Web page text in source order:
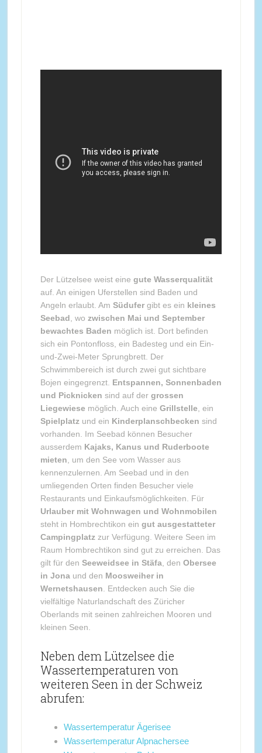
Der Lützelsee weist eine gute Wasserqualität
auf. An einigen Uferstellen sind Baden und
Angeln erlaubt. Am Südufergibt es ein kleines
Seebad , wo zwischen Mai und September
bewachtes Baden möglich ist. Dort befinden
sich ein Pontonfloss, ein Badesteg und ein Ein-
und-Zwei-Meter Sprungbrett. Der
Schwimmbereich ist durch zwei gut sichtbare
Bojen eingegrenzt. Entspannen, Sonnenbaden
und Picknicken sind auf der grossen
Liegewiese möglich. Auch eine Grillstelle , ein
Spielplatz und ein Kinderplanschbecken sind
vorhanden. Im Seebad können Besucher
ausserdem Kajaks, Kanus und Ruderboote
mieten , um den See vom Wasser aus
kennenzulernen. Am Seebad und in den
umliegenden Orten finden Besucher viele
Restaurants und Einkaufsmöglichkeiten. Für
Urlauber mit Wohnwagen und Wohnmobilen
steht in Hombrechtikon ein gut ausgestatteter
Campingplatz zur Verfügung. Weitere Seen im
Raum Hombrechtikon sind gut zu erreichen. Das
gilt für den Seeweidsee in Stäfa, den Obersee
in Jonaund den Moosweiher in
Wernetshausen . Entdecken auch Sie die
vielfältige Naturlandschaft des Züricher
Oberlands mit seinen zahlreichen Mooren und
kleinen Seen.
Neben dem Lützelsee die
Wassertemperaturen von
weiteren Seen in der Schweiz
abrufen:
Wassertemperatur Ägerisee
Wassertemperatur Alpnachersee